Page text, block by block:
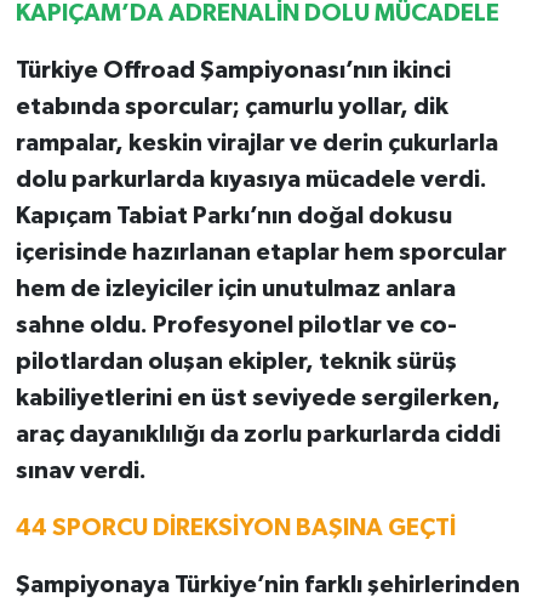
KAPIÇAM’DA ADRENALİN DOLU MÜCADELE
Türkiye Offroad Şampiyonası’nın ikinci
etabında sporcular; çamurlu yollar, dik
rampalar, keskin virajlar ve derin çukurlarla
dolu parkurlarda kıyasıya mücadele verdi.
Kapıçam Tabiat Parkı’nın doğal dokusu
içerisinde hazırlanan etaplar hem sporcular
hem de izleyiciler için unutulmaz anlara
sahne oldu. Profesyonel pilotlar ve co-
pilotlardan oluşan ekipler, teknik sürüş
kabiliyetlerini en üst seviyede sergilerken,
araç dayanıklılığı da zorlu parkurlarda ciddi
sınav verdi.
44 SPORCU DİREKSİYON BAŞINA GEÇTİ
Şampiyonaya Türkiye’nin farklı şehirlerinden